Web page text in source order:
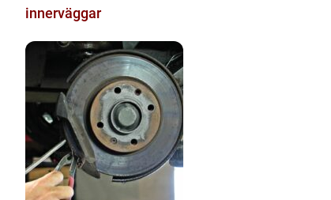
innerväggar